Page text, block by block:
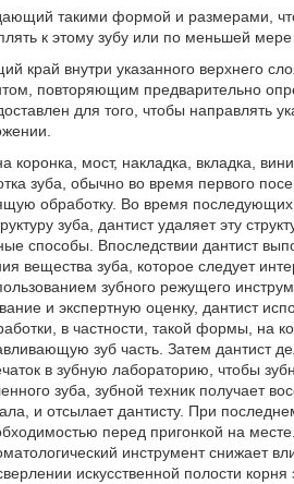
такими формой и размерами,
к этому зубу или по меньшей мере
край внутри указанного верхнего
повторяющим предварительно
для того, чтобы направлять
коронка, мост, накладка, вкладка,
зуба, обычно во время первого
обработку. Во время
зуба, дантист удаляет эту
способы. Впоследствии дантист
вещества зуба, которое следует
зубного режущего
и экспертную оценку, дантист
в частности, такой формы, на
зуб часть. Затем дантист
в зубную лабораторию, чтобы
зуба, зубной техник получает
и отсылает дантисту. При
перед пригонкой на
инструмент снижает
искусственной полости